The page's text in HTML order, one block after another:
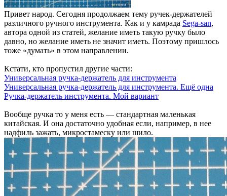
Привет народ. Сегодня продолжаем тему ручек-держателей
различного ручного инструмента. Как и у камрада Sega-san,
автора одной из статей, желание иметь такую ручку было
давно, но желание иметь не значит иметь. Поэтому пришлось
тоже «думать» в этом направлении.
Кстати, кто пропустил другие части:
Универсальная ручка-держатель для инструмента
Универсальная ручка-держатель для инструмента. Ещё одна
Ручка-держатель инструмента. Мой вариант
Вообще ручка то у меня есть — стандартная маленькая
китайская. И она достаточно удобная если, например, в нее
надфиль зажать, микростамеску или шило.